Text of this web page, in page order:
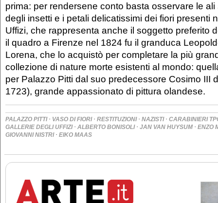
prima: per rendersene conto basta osservare le
degli insetti e i petali delicatissimi dei fiori presenti
Uffizi, che rappresenta anche il soggetto preferito
il quadro a Firenze nel 1824 fu il granduca
Lorena, che lo acquistò per completare la più
collezione di nature morte esistenti al mondo:
per Palazzo Pitti dal suo predecessore Cosimo III
1723), grande appassionato di pittura olandese.
PALAZZO PITTI· VASO DI FIORI· RESTITUZIONI· NAZISTI· CARABINIERI
GALLERIE DEGLI UFFIZI· ALBERTO BONISOLI· JAN VAN HUYSUM · ENZO
GIOVANNI NISTRI· EIKO MAAS